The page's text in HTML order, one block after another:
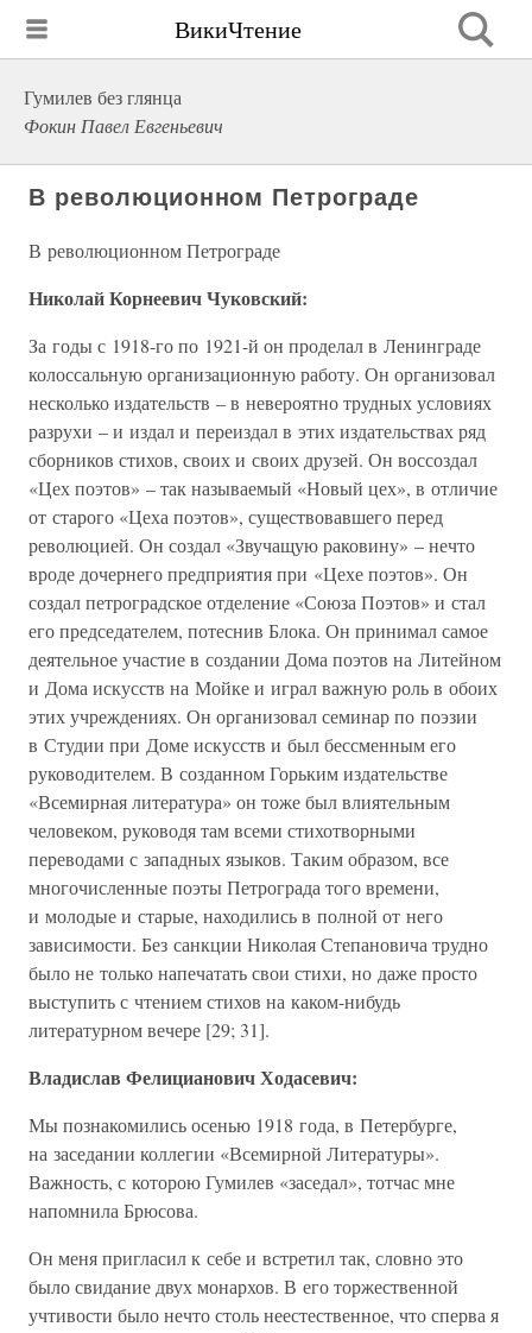
ВикиЧтение
Гумилев без глянца
Фокин Павел Евгеньевич
В революционном Петрограде
В революционном Петрограде
Николай Корнеевич Чуковский:
За годы с 1918-го по 1921-й он проделал в Ленинграде
колоссальную организационную работу. Он организовал
несколько издательств – в невероятно трудных условиях
разрухи – и издал и переиздал в этих издательствах ряд
сборников стихов, своих и своих друзей. Он воссоздал
«Цех поэтов» – так называемый «Новый цех», в отличие
от старого «Цеха поэтов», существовавшего перед
революцией. Он создал «Звучащую раковину» – нечто
вроде дочернего предприятия при «Цехе поэтов». Он
создал петроградское отделение «Союза Поэтов» и стал
его председателем, потеснив Блока. Он принимал самое
деятельное участие в создании Дома поэтов на Литейном
и Дома искусств на Мойке и играл важную роль в обоих
этих учреждениях. Он организовал семинар по поэзии
в Студии при Доме искусств и был бессменным его
руководителем. В созданном Горьким издательстве
«Всемирная литература» он тоже был влиятельным
человеком, руководя там всеми стихотворными
переводами с западных языков. Таким образом, все
многочисленные поэты Петрограда того времени,
и молодые и старые, находились в полной от него
зависимости. Без санкции Николая Степановича трудно
было не только напечатать свои стихи, но даже просто
выступить с чтением стихов на каком-нибудь
литературном вечере [29; 31].
Владислав Фелицианович Ходасевич:
Мы познакомились осенью 1918 года, в Петербурге,
на заседании коллегии «Всемирной Литературы».
Важность, с которою Гумилев «заседал», тотчас мне
напомнила Брюсова.
Он меня пригласил к себе и встретил так, словно это
было свидание двух монархов. В его торжественной
учтивости было нечто столь неестественное, что сперва я